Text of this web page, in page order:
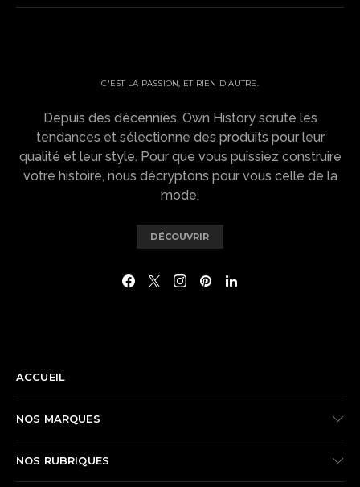
C'EST LA PASSION, ET RIEN D'AUTRE.
Depuis des décennies, Own History scrute les
tendances et sélectionne des produits pour leur
qualité et leur style. Pour que vous puissiez construire
votre histoire, nous décryptons pour vous celle de la
mode.
DÉCOUVRIR
ACCUEIL
NOS MARQUES
NOS RUBRIQUES